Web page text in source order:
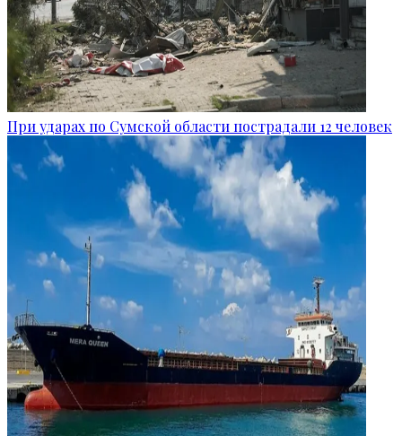
При ударах по Сумской области пострадали 12 человек